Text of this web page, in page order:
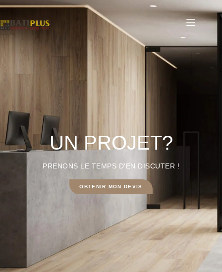
UN PROJET?
PRENONS LE TEMPS D'EN DISCUTER !
OBTENIR MON DEVIS